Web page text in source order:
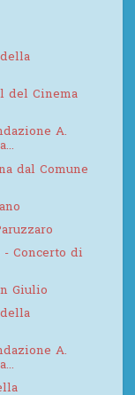
del Cinema
A.
dal Comune
- Concerto di
Giulio
A.